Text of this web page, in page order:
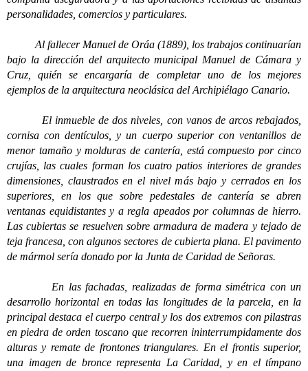
personalidades, comercios y particulares.
Al fallecer Manuel de Oráa (1889), los trabajos continuarían
bajo la dirección del arquitecto municipal Manuel de Cámara y
Cruz, quién se encargaría de completar uno de los mejores
ejemplos de la arquitectura neoclásica del Archipiélago Canario.
El inmueble de dos niveles, con vanos de arcos rebajados,
cornisa con dentículos, y un cuerpo superior con ventanillos de
menor tamaño y molduras de cantería, está compuesto por cinco
crujías, las cuales forman los cuatro patios interiores de grandes
dimensiones, claustrados en el nivel más bajo y cerrados en los
superiores, en los que sobre pedestales de cantería se abren
ventanas equidistantes y a regla apeados por columnas de hierro.
Las cubiertas se resuelven sobre armadura de madera y tejado de
teja francesa, con algunos sectores de cubierta plana. El pavimento
de mármol sería donado por la Junta de Caridad de Señoras.
En las fachadas, realizadas de forma simétrica con un
desarrollo horizontal en todas las longitudes de la parcela, en la
principal destaca el cuerpo central y los dos extremos con pilastras
en piedra de orden toscano que recorren ininterrumpidamente dos
alturas y remate de frontones triangulares. En el frontis superior,
una imagen de bronce representa La Caridad, y en el tímpano